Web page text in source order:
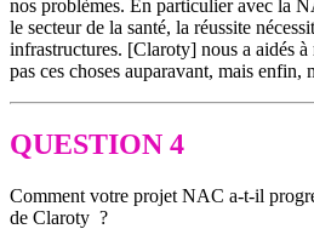
nos problèmes. En particulier avec la
le secteur de la santé, la réussite
infrastructures. [Claroty] nous a aidés à
pas ces choses auparavant, mais enfin,
QUESTION 4
Comment votre projet NAC a-t-il
de Claroty ?